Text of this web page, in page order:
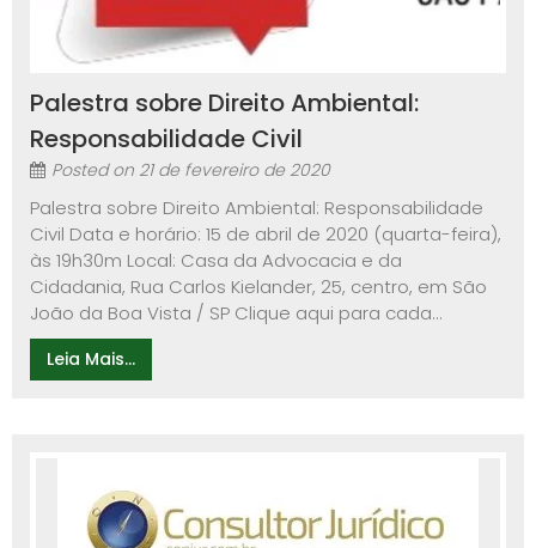
Palestra sobre Direito Ambiental:
Responsabilidade Civil
Posted on 21 de fevereiro de 2020
Palestra sobre Direito Ambiental: Responsabilidade
Civil Data e horário: 15 de abril de 2020 (quarta-feira),
às 19h30m Local: Casa da Advocacia e da
Cidadania, Rua Carlos Kielander, 25, centro, em São
João da Boa Vista / SP Clique aqui para cada...
Leia Mais...